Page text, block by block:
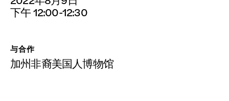
档案
捐
日本語
下午 12:00-12:30
与合作
加州非裔美国人博物馆